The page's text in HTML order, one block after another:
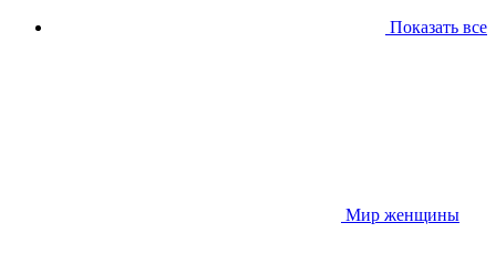
Показать все
Мир женщины